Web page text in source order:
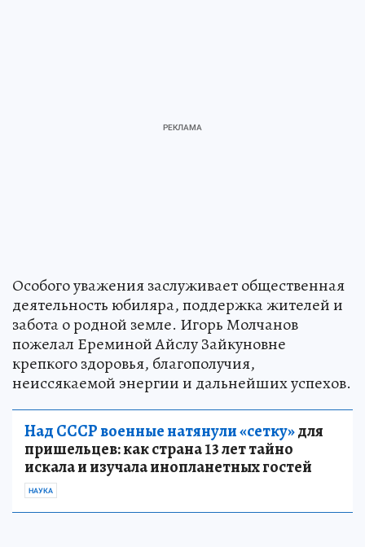
Особого уважения заслуживает общественная
деятельность юбиляра, поддержка жителей и
забота о родной земле. Игорь Молчанов
пожелал Ереминой Айслу Зайкуновне
крепкого здоровья, благополучия,
неиссякаемой энергии и дальнейших успехов.
Над СССР военные натянули «сетку»для
пришельцев: как страна 13 лет тайно
искала и изучала инопланетных гостей
НАУКА